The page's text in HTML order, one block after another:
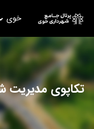
خوی
تکاپوی مدیریت